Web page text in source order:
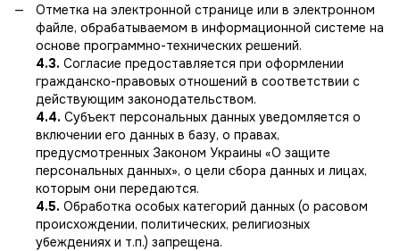
Отметка на электронной странице или в электронном
файле, обрабатываемом в информационной системе на
основе программно-технических решений.
4.3. Согласие предоставляется при оформлении
гражданско-правовых отношений в соответствии с
действующим законодательством.
4.4. Субъект персональных данных уведомляется о
включении его данных в базу, о правах,
предусмотренных Законом Украины «О защите
персональных данных», о цели сбора данных и лицах,
которым они передаются.
4.5. Обработка особых категорий данных (о расовом
происхождении, политических, религиозных
убеждениях и т.п.) запрещена.